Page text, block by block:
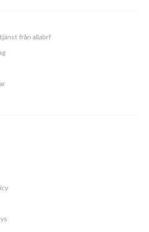
från allabrf